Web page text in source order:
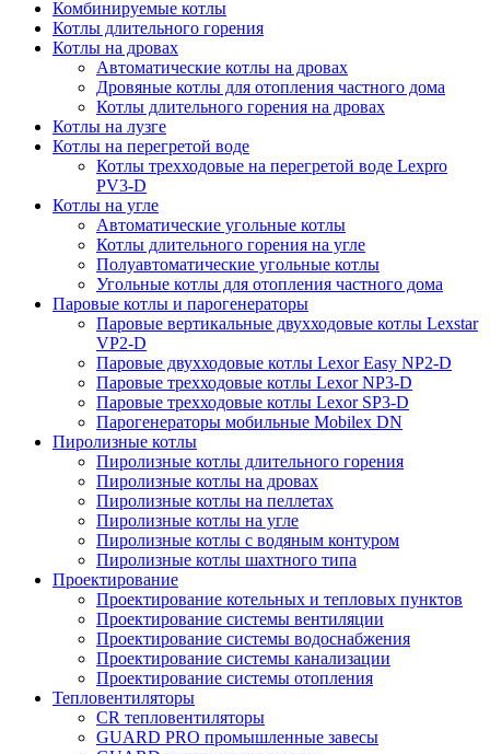
Комбинируемые котлы
Котлы длительного горения
Котлы на дровах
Автоматические котлы на дровах
Дровяные котлы для отопления частного дома
Котлы длительного горения на дровах
Котлы на лузге
Котлы на перегретой воде
Котлы трехходовые на перегретой воде Lexpro
PV3-D
Котлы на угле
Автоматические угольные котлы
Котлы длительного горения на угле
Полуавтоматические угольные котлы
Угольные котлы для отопления частного дома
Паровые котлы и парогенераторы
Паровые вертикальные двухходовые котлы Lexstar
VP2-D
Паровые двухходовые котлы Lexor Easy NP2-D
Паровые трехходовые котлы Lexor NP3-D
Паровые трехходовые котлы Lexor SP3-D
Парогенераторы мобильные Mobilex DN
Пиролизные котлы
Пиролизные котлы длительного горения
Пиролизные котлы на дровах
Пиролизные котлы на пеллетах
Пиролизные котлы на угле
Пиролизные котлы с водяным контуром
Пиролизные котлы шахтного типа
Проектирование
Проектирование котельных и тепловых пунктов
Проектирование системы вентиляции
Проектирование системы водоснабжения
Проектирование системы канализации
Проектирование системы отопления
Тепловентиляторы
CR тепловентиляторы
GUARD PRO промышленные завесы